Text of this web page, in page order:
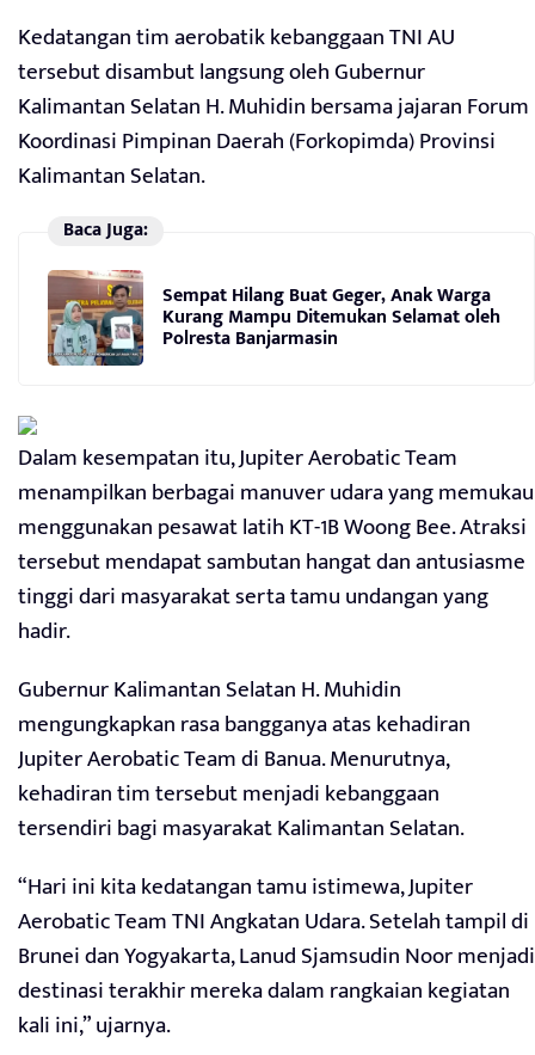
Kedatangan tim aerobatik kebanggaan TNI AU
tersebut disambut langsung oleh Gubernur
Kalimantan Selatan H. Muhidin bersama jajaran Forum
Koordinasi Pimpinan Daerah (Forkopimda) Provinsi
Kalimantan Selatan.
Baca Juga:
Sempat Hilang Buat Geger, Anak Warga
Kurang Mampu Ditemukan Selamat oleh
Polresta Banjarmasin
Dalam kesempatan itu, Jupiter Aerobatic Team
menampilkan berbagai manuver udara yang memukau
menggunakan pesawat latih KT-1B Woong Bee. Atraksi
tersebut mendapat sambutan hangat dan antusiasme
tinggi dari masyarakat serta tamu undangan yang
hadir.
Gubernur Kalimantan Selatan H. Muhidin
mengungkapkan rasa bangganya atas kehadiran
Jupiter Aerobatic Team di Banua. Menurutnya,
kehadiran tim tersebut menjadi kebanggaan
tersendiri bagi masyarakat Kalimantan Selatan.
“Hari ini kita kedatangan tamu istimewa, Jupiter
Aerobatic Team TNI Angkatan Udara. Setelah tampil di
Brunei dan Yogyakarta, Lanud Sjamsudin Noor menjadi
destinasi terakhir mereka dalam rangkaian kegiatan
kali ini,” ujarnya.